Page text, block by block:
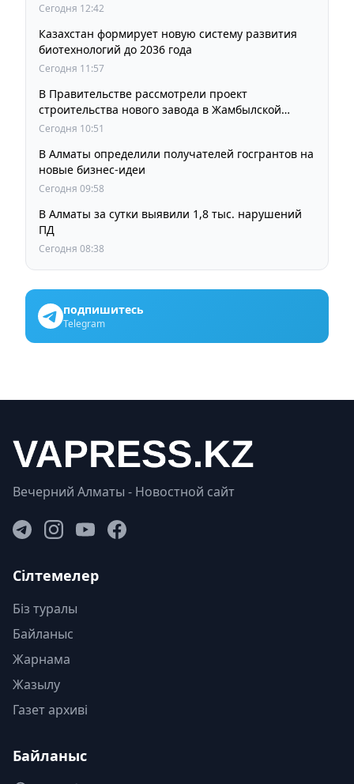
Сегодня 12:42
Казахстан формирует новую систему развития
биотехнологий до 2036 года
Сегодня 11:57
В Правительстве рассмотрели проект
строительства нового завода в Жамбылской
области
Сегодня 10:51
В Алматы определили получателей госгрантов на
новые бизнес-идеи
Сегодня 09:58
В Алматы за сутки выявили 1,8 тыс. нарушений
ПД
Сегодня 08:38
подпишитесь
Telegram
Вечерний Алматы - Новостной сайт
Сілтемелер
Біз туралы
Байланыс
Жарнама
Жазылу
Газет архиві
Байланыс